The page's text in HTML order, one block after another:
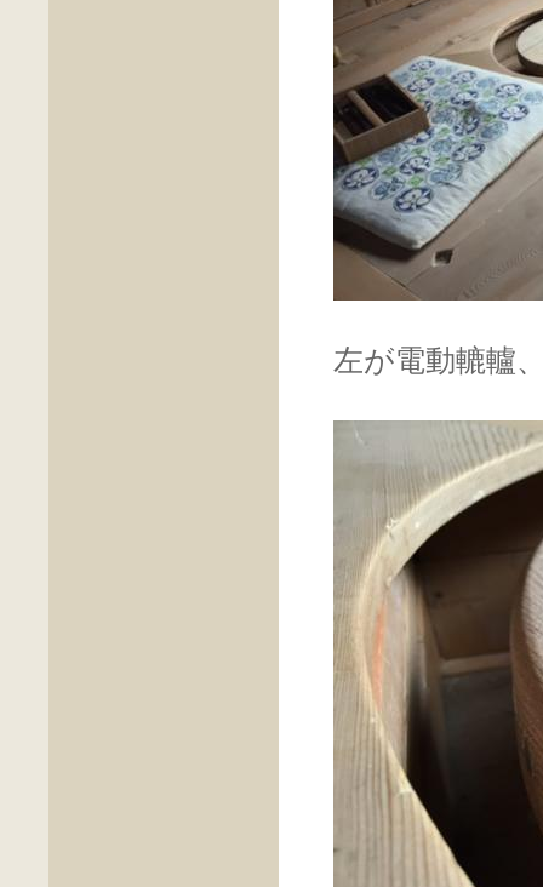
左が電動轆轤